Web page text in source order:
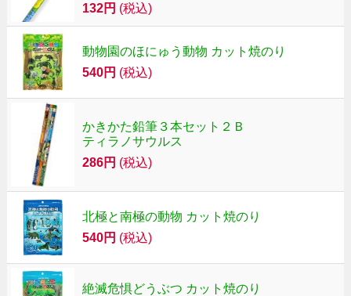
132円 (税込)
動物園のほにゅう動物 カット焼のり
540円 (税込)
かきかた鉛筆３本セット２Ｂ
ティラノサウルス
286円 (税込)
北極と南極の動物 カット焼のり
540円 (税込)
絶滅危惧どうぶつ カット焼のり